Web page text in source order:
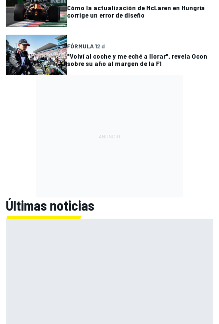
Cómo la actualización de McLaren en Hungría
corrige un error de diseño
FÓRMULA 12 d
"Volví al coche y me eché a llorar", revela Ocon
sobre su año al margen de la F1
Últimas noticias